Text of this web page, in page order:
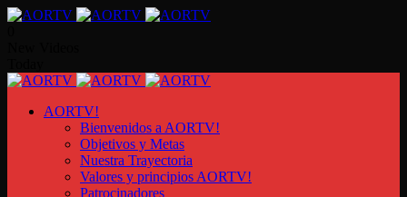
AORTV!
Bienvenidos a AORTV!
Objetivos y Metas
Nuestra Trayectoria
Valores y principios AORTV!
Patrocinadores